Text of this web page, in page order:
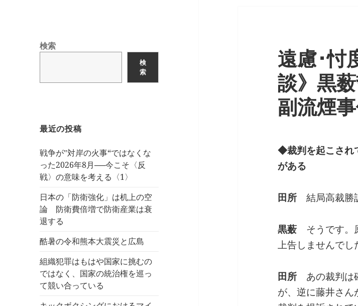
検索
検
索
最近の投稿
戦争が‟対岸の火事“ではなくな
った2026年8月──今こそ〈反
戦〉の意味を考える〈1〉
日本の「防衛強化」は机上の空
論 防衛費倍増で防衛産業は衰
退する
酷暑の令和熊本大震災と広島
組織犯罪はもはや国家に挑むの
ではなく、国家の統治権を巡っ
て競い合っている
遠慮･忖
談》黒
副流煙
◆裁判を起こされ
がある
田所 結局高裁勝
黒薮 そうです。
上告しませんでし
田所 あの裁判は
が、逆に藤井さん